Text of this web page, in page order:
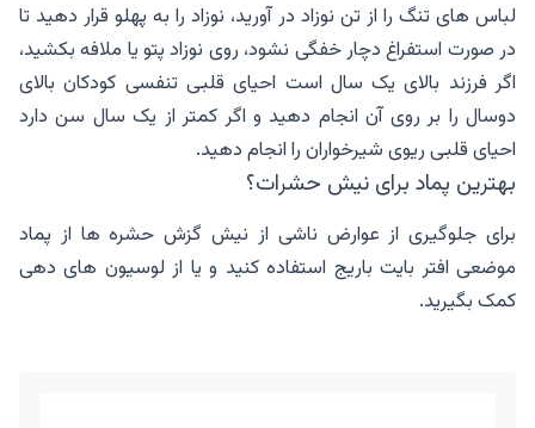
لباس های تنگ را از تن نوزاد در آورید، نوزاد را به پهلو قرار دهید تا
در صورت استفراغ دچار خفگی نشود، روی نوزاد پتو یا ملافه بکشید،
اگر فرزند بالای یک سال است احیای قلبی تنفسی کودکان بالای
دوسال را بر روی آن انجام دهید و اگر کمتر از یک سال سن دارد
احیای قلبی ریوی شیرخواران را انجام دهید.
بهترین پماد برای نیش حشرات؟
برای جلوگیری از عوارض ناشی از نیش گزش حشره ها از پماد
موضعی افتر بایت باریج استفاده کنید و یا از لوسیون های دهی
کمک بگیرید.